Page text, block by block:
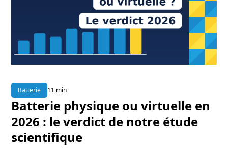
Batterie 11 min
Batterie physique ou virtuelle en
2026 : le verdict de notre étude
scientifique